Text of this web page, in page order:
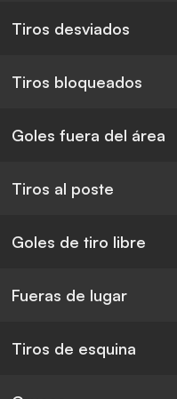
Tiros desviados
Tiros bloqueados
Goles fuera del área
Tiros al poste
Goles de tiro libre
Fueras de lugar
Tiros de esquina